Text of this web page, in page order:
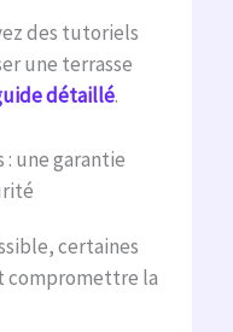
des tutoriels
une terrasse
détaillé.
: une garantie
certaines
compromettre la